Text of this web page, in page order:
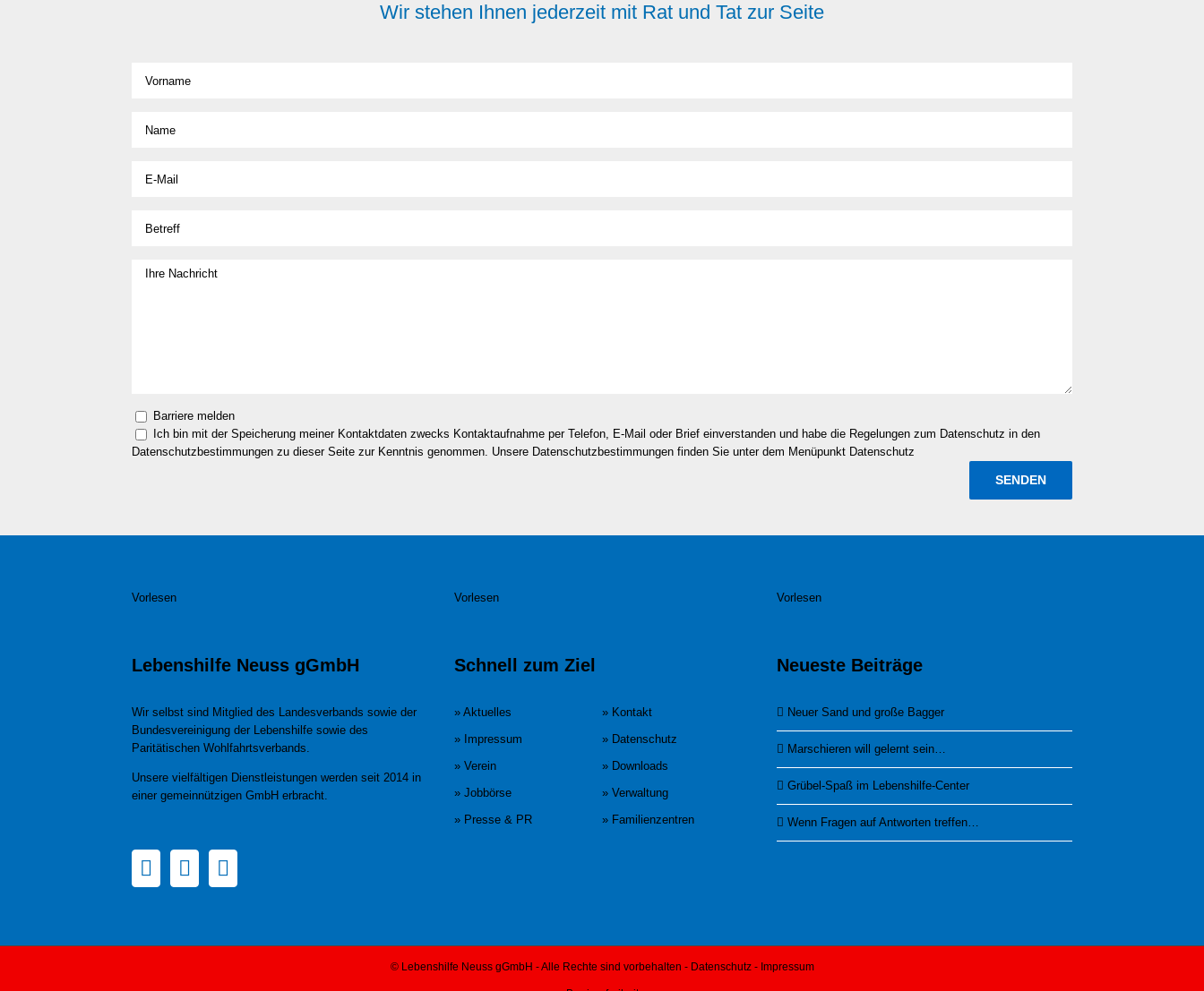
Wir stehen Ihnen jederzeit mit Rat und Tat zur Seite
Barriere melden
Ich bin mit der Speicherung meiner Kontaktdaten zwecks Kontaktaufnahme per Telefon, E-Mail oder Brief einverstanden und habe die Regelungen zum Datenschutz in den
Datenschutzbestimmungen zu dieser Seite zur Kenntnis genommen. Unsere Datenschutzbestimmungen finden Sie unter dem Menüpunkt Datenschutz
Vorlesen
Lebenshilfe Neuss gGmbH
Wir selbst sind Mitglied des Landesverbands sowie der
Bundesvereinigung der Lebenshilfe sowie des
Paritätischen Wohlfahrtsverbands.
Unsere vielfältigen Dienstleistungen werden seit 2014 in
einer gemeinnützigen GmbH erbracht.
Vorlesen
Schnell zum Ziel
» Aktuelles
» Kontakt
» Impressum
» Datenschutz
» Verein
» Downloads
» Jobbörse
» Verwaltung
» Presse & PR
» Familienzentren
Vorlesen
Neueste Beiträge
Neuer Sand und große Bagger
Marschieren will gelernt sein…
Grübel-Spaß im Lebenshilfe-Center
Wenn Fragen auf Antworten treffen…
© Lebenshilfe Neuss gGmbH - Alle Rechte sind vorbehalten - Datenschutz- Impressum